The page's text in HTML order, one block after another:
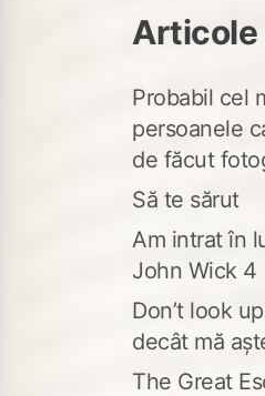
Articole
Probabil cel
persoanele
de făcut
Să te sărut
Am intrat în
John Wick 4
Don’t look
decât mă
The Great